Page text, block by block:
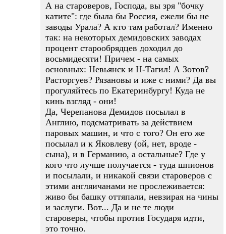
А на староверов, Господа, вы зря "бочку
катите": где была бы Россия, ежели бы не
заводы Урала? А кто там работал? Именно
так: на некоторых демидовских заводах
процент старообрядцев доходил до
восьмидесяти! Причем - на самых
основных: Невьянск и Н-Тагил! А Зотов?
Расторгуев? Рязановы и иже с ними? Да вы
прогуляйтесь по Екатеринбургу! Куда не
кинь взгляд - они!
Да, Черепанова Демидов посылал в
Англию, подсматривать за действием
паровых машин, и что с того? Он его же
посылал и к Яковлеву (ой, нет, вроде -
сына), и в Германию, а остальные? Где у
кого что лучше получается - туда шпионов
и посылали, и никакой связи староверов с
этими англяичанами не прослеживается:
живо бы башку оттяпали, невзирая на чины
и заслуги. Вот... Да и не те люди
староверы, чтобы против Государя идти,
это точно.